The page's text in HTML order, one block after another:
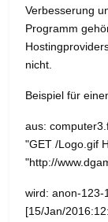
Verbesserung
Programm
nicht.
Beispiel für
aus:
"GET /Logo.gif
"http://
wird: anon-123-
[15/Jan/